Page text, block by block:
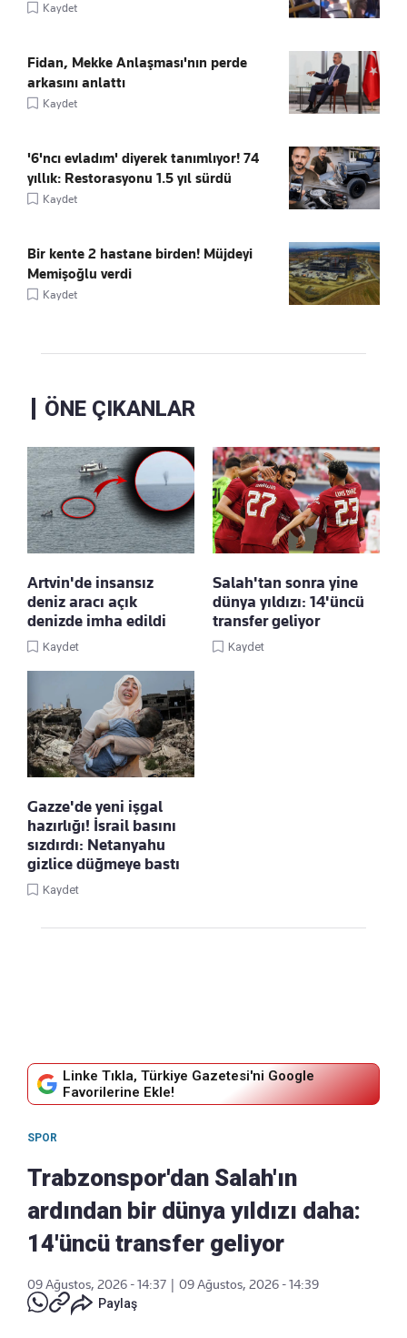
Kaydet
Fidan, Mekke Anlaşması'nın perde
arkasını anlattı
Kaydet
'6'ncı evladım' diyerek tanımlıyor! 74
yıllık: Restorasyonu 1.5 yıl sürdü
Kaydet
Bir kente 2 hastane birden! Müjdeyi
Memişoğlu verdi
Kaydet
ÖNE ÇIKANLAR
Artvin'de insansız
deniz aracı açık
denizde imha edildi
Kaydet
Salah'tan sonra yine
dünya yıldızı: 14'üncü
transfer geliyor
Kaydet
Gazze'de yeni işgal
hazırlığı! İsrail basını
sızdırdı: Netanyahu
gizlice düğmeye bastı
Kaydet
Linke Tıkla, Türkiye Gazetesi'ni Google
Favorilerine Ekle!
SPOR
Trabzonspor'dan Salah'ın
ardından bir dünya yıldızı daha:
14'üncü transfer geliyor
09 Ağustos, 2026 - 14:37
09 Ağustos, 2026 - 14:39
Paylaş